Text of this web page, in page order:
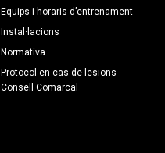
L'escola
Informació Escola Bàsquet
Equips i horaris d’entrenament